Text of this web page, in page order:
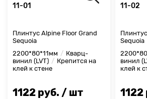
11-01
Плинтус Alpine Floor Grand
Sequoia
2200*80*11мм
Кварц-
винил (LVT)
Крепится на
клей к стене
1122 руб. / шт
11-02
Sequoia
винил
клей к